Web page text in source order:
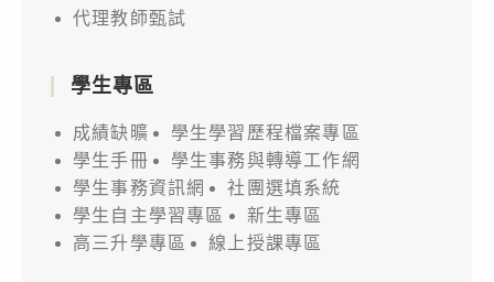
代理教師甄試
學生專區
成績缺曠
學生學習歷程檔案專區
學生手冊
學生事務與轉導工作網
學生事務資訊網
社團選填系統
學生自主學習專區
新生專區
高三升學專區
線上授課專區